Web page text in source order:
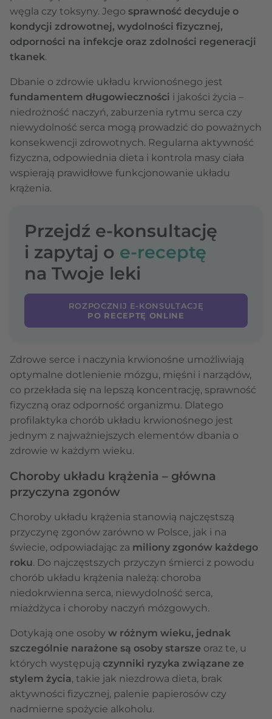
węgla czy toksyny. Jego sprawność decyduje o
kondycji zdrowotnej, wydolności fizycznej,
odporności na infekcje oraz zdolności regeneracji
tkanek.
Dbanie o zdrowie układu krwionośnego jest
fundamentem długowieczności i jakości życia –
niedrożność naczyń, zaburzenia rytmu serca czy
niewydolność serca mogą prowadzić do poważnych
konsekwencji zdrowotnych. Regularna aktywność
fizyczna, odpowiednia dieta i kontrola masy ciała
wspierają prawidłowe funkcjonowanie układu
krążenia.
Przejdź e-konsultację
i zapytaj o e-receptę
na Twoje leki
ROZPOCZNIJ E-KONSULTACJĘ
PO RECEPTĘ ONLINE
Zdrowe serce i naczynia krwionośne umożliwiają
optymalne dotlenienie mózgu, mięśni i narządów,
co przekłada się na lepszą koncentrację, sprawność
fizyczną oraz odporność organizmu. Dlatego
profilaktyka chorób układu krwionośnego jest
jednym z najważniejszych elementów dbania o
zdrowie w każdym wieku.
Choroby układu krążenia – główna
przyczyna zgonów
Choroby układu krążenia stanowią najczęstszą
przyczynę zgonów zarówno w Polsce, jak i na
świecie, odpowiadając za miliony zgonów każdego
roku. Do najczęstszych przyczyn śmierci z powodu
chorób układu krążenia należą: choroba
niedokrwienna serca, niewydolność serca,
miażdżyca i choroby naczyń mózgowych.
Dotykają one osoby w różnym wieku, jednak
szczególnie narażone są osoby starsze oraz te, u
których występują czynniki ryzyka związane ze
stylem życia, takie jak niezdrowa dieta, brak
aktywności fizycznej, palenie papierosów czy
nadmierne spożycie alkoholu.